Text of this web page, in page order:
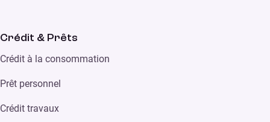
Crédit & Prêts
Crédit à la consommation
Prêt personnel
Crédit travaux